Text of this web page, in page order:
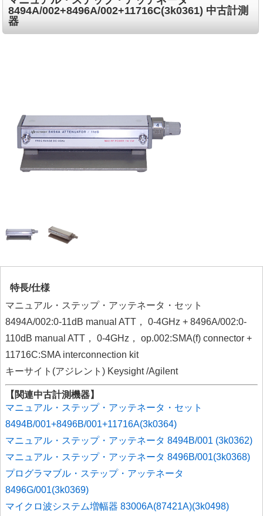
8494A/002+8496A/002+11716C(3k0361) 中古計測
器
特長/仕様
マニュアル・ステップ・アッテネータ・セット
8494A/002:0-11dB manual ATT， 0-4GHz + 8496A/002:0-
110dB manual ATT， 0-4GHz， op.002:SMA(f) connector +
11716C:SMA interconnection kit
キーサイト(アジレント) Keysight /Agilent
【関連中古計測機器】
マニュアル・ステップ・アッテネータ・セット
8494B/001+8496B/001+11716A(3k0364)
マニュアル・ステップ・アッテネータ 8494B/001 (3k0362)
マニュアル・ステップ・アッテネータ 8496B/001(3k0368)
プログラマブル・ステップ・アッテネータ
8496G/001(3k0369)
マイクロ波システム増幅器 83006A(87421A)(3k0498)